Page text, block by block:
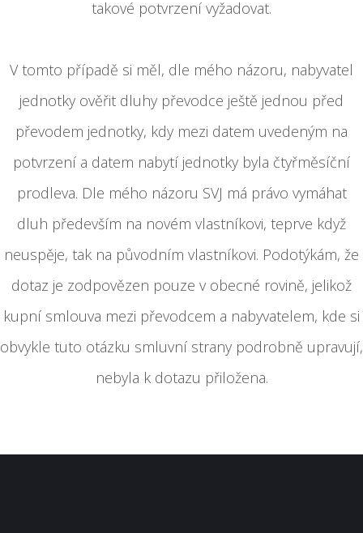
takové potvrzení vyžadovat.
V tomto případě si měl, dle mého názoru, nabyvatel
jednotky ověřit dluhy převodce ještě jednou před
převodem jednotky, kdy mezi datem uvedeným na
potvrzení a datem nabytí jednotky byla čtyřměsíční
prodleva. Dle mého názoru SVJ má právo vymáhat
dluh především na novém vlastníkovi, teprve když
neuspěje, tak na původním vlastníkovi. Podotýkám, že
dotaz je zodpovězen pouze v obecné rovině, jelikož
kupní smlouva mezi převodcem a nabyvatelem, kde si
obvykle tuto otázku smluvní strany podrobně upravují,
nebyla k dotazu přiložena.